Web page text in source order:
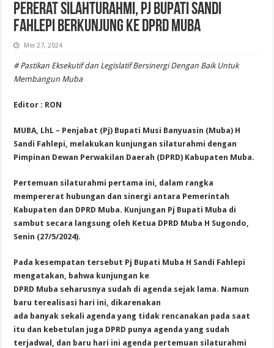
Pererat Silahturahmi, Pj Bupati Sandi
Fahlepi Berkunjung ke DPRD Muba
Mei 27, 2024
# Pastikan Eksekutif dan Legislatif Bersinergi Dengan Baik Untuk
Membangun Muba
Editor : RON
MUBA, LhL – Penjabat (Pj) Bupati Musi Banyuasin (Muba) H
Sandi Fahlepi, melakukan kunjungan silaturahmi dengan
Pimpinan Dewan Perwakilan Daerah (DPRD) Kabupaten Muba.
Pertemuan silaturahmi pertama ini, dalam rangka
mempererat hubungan dan sinergi antara Pemerintah
Kabupaten dan DPRD Muba. Kunjungan Pj Bupati Muba di
sambut secara langsung oleh Ketua DPRD Muba H Sugondo,
Senin (27/5/2024).
Pada kesempatan tersebut Pj Bupati Muba H Sandi Fahlepi
mengatakan, bahwa kunjungan ke
DPRD Muba seharusnya sudah di agenda sejak lama. Namun
baru terealisasi hari ini, dikarenakan
ada banyak sekali agenda yang tidak rencanakan pada saat
itu dan kebetulan juga DPRD punya agenda yang sudah
terjadwal, dan baru hari ini agenda pertemuan silaturahmi